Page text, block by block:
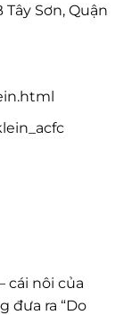
Sơn, Quận
cái nôi của
đưa ra “Do